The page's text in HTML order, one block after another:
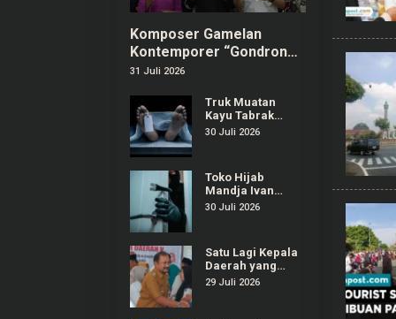
Komposer Gamelan
Kontemporer “Gondrong”
Gunarto Ditunjuk sebagai
31 Juli 2026
Truk Muatan
Kayu Tabrak
Warung dan
Orang Tewas
30 Juli 2026
Toko Hijab
Mandja Ivan
Gunawan di
30 Juli 2026
Satu Lagi Kepala
Daerah yang
Terjaring OTT
29 Juli 2026